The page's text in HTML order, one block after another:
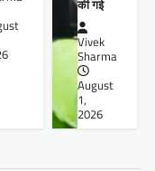
की गई
Vivek
Sharma
August
1,
2026